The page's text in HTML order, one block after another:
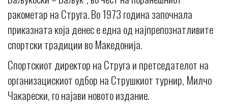
ракометар на Струга. Во 1973 година започнала
приказната која денес е една од најпрепознатливите
спортски традиции во Македонија.
Спортскиот директор на Струга и претседателот на
организацискиот одбор на Струшкиот турнир, Милчо
Чакарески, го најави новото издание.